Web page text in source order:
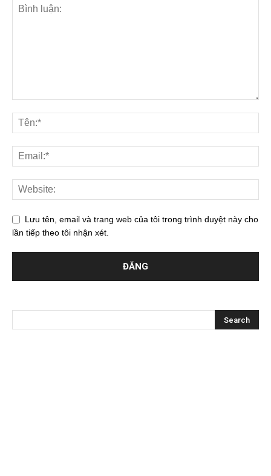
Lưu tên, email và trang web của tôi trong trình duyệt này cho
lần tiếp theo tôi nhận xét.